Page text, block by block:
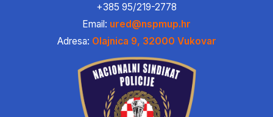
+385 95/219-2778
Email: ured@nspmup.hr
Adresa: Olajnica 9, 32000 Vukovar